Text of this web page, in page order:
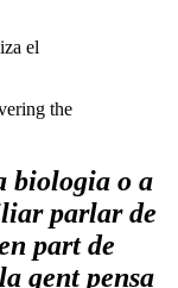
the
biologia o a
parlar de
part de
gent pensa